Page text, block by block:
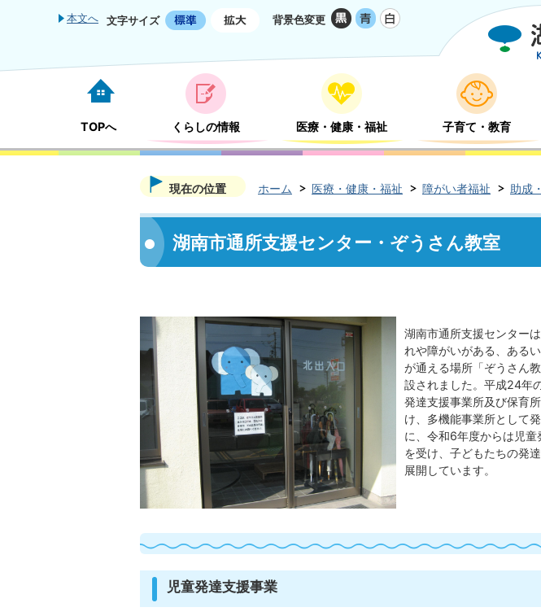
本文へ 文字サイズ 背景色変更
TOPへ くらしの情報 医療・健康・福祉 子育て・教育
現在の位置 ホーム 医療・健康・福祉 障がい者福祉 助成
湖南市通所支援センター・ぞうさん教室
湖南市通所支援センター
れや障がいがある、ある
が通える場所「ぞうさん
設されました。平成24年
発達支援事業所及び保育
け、多機能事業所として
に、令和6年度からは児
を受け、子どもたちの発
展開しています。
児童発達支援事業